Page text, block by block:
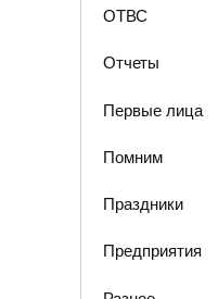
ОТВС
Отчеты
Первые лица
Помним
Праздники
Предприятия